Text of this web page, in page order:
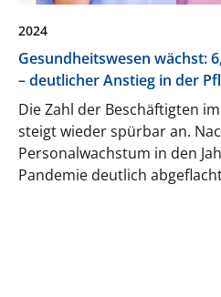
2024
Gesundheitswesen wächst:
– deutlicher Anstieg in der
Die Zahl der Beschäftigten
steigt wieder spürbar an.
Personalwachstum in den
Pandemie deutlich
ambulanten Versorgung